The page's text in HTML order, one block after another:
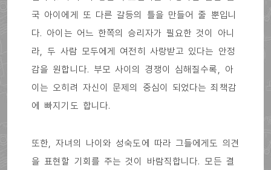
국 아이에게 또 다른 갈등의 틀을 만들어 줄 뿐입니
다. 아이는 어느 한쪽의 승리자가 필요한 것이 아니
라, 두 사람 모두에게 여전히 사랑받고 있다는 안정
감을 원합니다. 부모 사이의 경쟁이 심해질수록, 아
이는 오히려 자신이 문제의 중심이 되었다는 죄책감
에 빠지기도 합니다.
또한, 자녀의 나이와 성숙도에 따라 그들에게도 의견
을 표현할 기회를 주는 것이 바람직합니다. 모든 결